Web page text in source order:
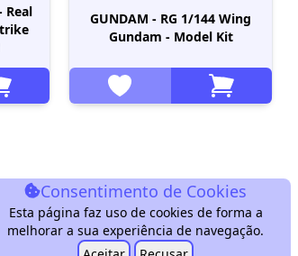
Real
GUNDAM - RG 1/144 Wing
Gundam - Model Kit
Consentimento de Cookies
Esta página faz uso de cookies de forma a
melhorar a sua experiência de navegação.